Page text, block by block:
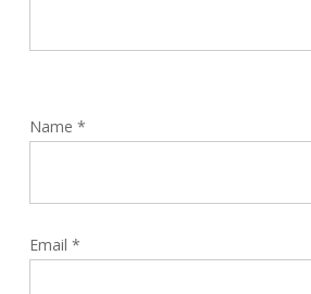
Name *
Email *